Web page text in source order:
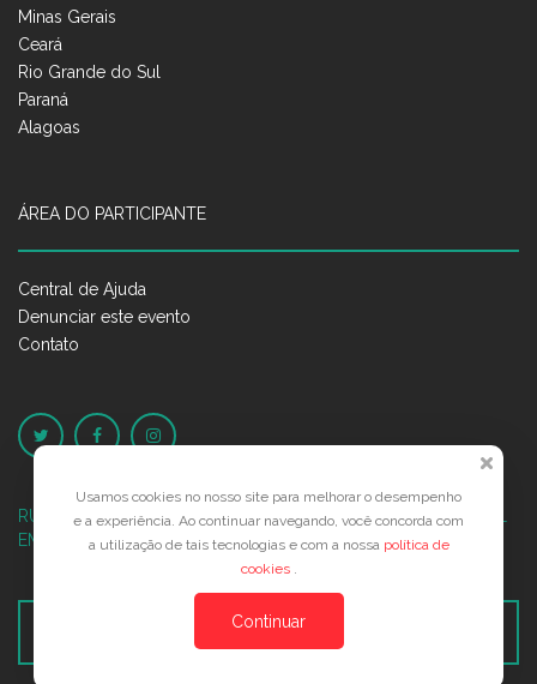
Minas Gerais
Ceará
Rio Grande do Sul
Paraná
Alagoas
ÁREA DO PARTICIPANTE
Central de Ajuda
Denunciar este evento
Contato
RUA JOSÉ PONTES DE MAGALHÃES, 70JATIÚCA, MACEIÓ - AL
EMPRESARIAL JTR, ED. ÍTALIA, SALA 702
Veja no Mapa
Usamos cookies no nosso site para melhorar o desempenho
e a experiência. Ao continuar navegando, você concorda com
a utilização de tais tecnologias e com a nossa política de
cookies .
Continuar